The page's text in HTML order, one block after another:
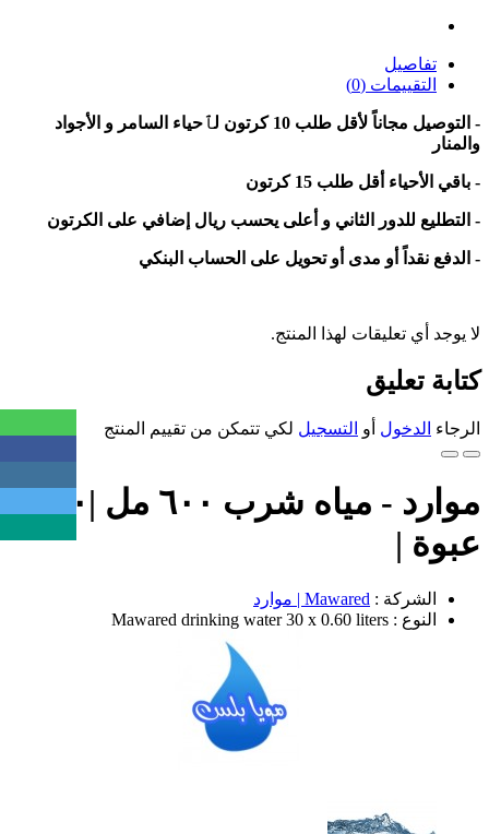
تفاصيل
التقييمات (0)
- التوصيل مجاناً لأقل طلب 10 كرتون لٱحياء السامر و الأجواد
والمنار
- باقي الأحياء أقل طلب 15 كرتون
- التطليع للدور الثاني و أعلى يحسب ريال إضافي على الكرتون
- الدفع نقداً أو مدى أو تحويل على الحساب البنكي
لا يوجد أي تعليقات لهذا المنتج.
كتابة تعليق
الرجاء الدخول أو التسجيل لكي تتمكن من تقييم المنتج
موارد - مياه شرب ٦٠٠ مل |٣٠
عبوة |
الشركة : Mawared | موارد
النوع : Mawared drinking water 30 x 0.60 liters